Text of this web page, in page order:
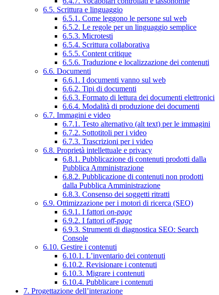
6.5. Scrittura e linguaggio
6.5.1. Come leggono le persone sul web
6.5.2. Le regole per un linguaggio semplice
6.5.3. Microtesti
6.5.4. Scrittura collaborativa
6.5.5. Content critique
6.5.6. Traduzione e localizzazione dei contenuti
6.6. Documenti
6.6.1. I documenti vanno sul web
6.6.2. Tipi di documenti
6.6.3. Formato di lettura dei documenti elettronici
6.6.4. Modalità di produzione dei documenti
6.7. Immagini e video
6.7.1. Testo alternativo (alt text) per le immagini
6.7.2. Sottotitoli per i video
6.7.3. Trascrizioni per i video
6.8. Proprietà intellettuale e privacy
6.8.1. Pubblicazione di contenuti prodotti dalla
Pubblica Amministrazione
6.8.2. Pubblicazione di contenuti non prodotti
dalla Pubblica Amministrazione
6.8.3. Consenso dei soggetti ritratti
6.9. Ottimizzazione per i motori di ricerca (SEO)
6.9.1. I fattori on-page
6.9.2. I fattori off-page
6.9.3. Strumenti di diagnostica SEO: Search
Console
6.10. Gestire i contenuti
6.10.1. L’inventario dei contenuti
6.10.2. Revisionare i contenuti
6.10.3. Migrare i contenuti
6.10.4. Pubblicare i contenuti
7. Progettazione dell’interazione